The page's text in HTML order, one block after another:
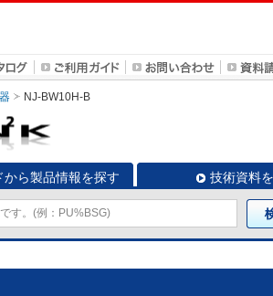
NJ-BW10H-B
から製品情報を探す 技術資料